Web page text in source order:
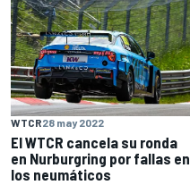
WTCR28 may 2022
El WTCR cancela su ronda
en Nurburgring por fallas en
los neumáticos